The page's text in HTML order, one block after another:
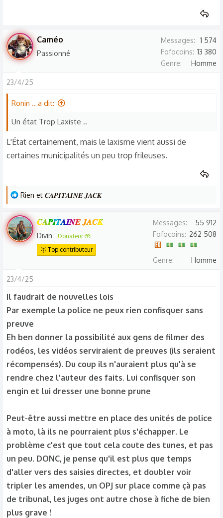
n
s
:
Caméo
Passionné
Messages
1 574
Fofocoins 13 380
Genre
Homme
23/4/25
Ronin .. a dit:
Un état Trop Laxiste ..
L'État certainement, mais le laxisme vient aussi de
certaines municipalités un peu trop frileuses.
L
s
r
é
t
o
n
s
Rien et 𝑪𝑨𝑷𝑰𝑻𝑨𝑰𝑵𝑬 𝑱𝑨𝑪𝑲
𝑪𝑨𝑷𝑰𝑻𝑨𝑰𝑵𝑬 𝑱𝑨𝑪𝑲
Divin
Donateur 🤲
🥇 Top contributeur
Messages
55 912
Fofocoins
262 508
Genre Homme
23/4/25
Il faudrait de nouvelles lois
Par exemple la police ne peux rien confisquer sans
preuve
Eh ben donner la possibilité aux gens de filmer des
rodéos, les vidéos serviraient de preuves (ils seraient
récompensés). Du coup ils n'auraient plus qu'à se
rendre chez l'auteur des faits. Lui confisquer son
engin et lui dresser une bonne prune
Peut-être aussi mettre en place des unités de police
à moto, là ils ne pourraient plus s'échapper. Le
problème c'est que tout cela coute des tunes, et pas
un peu. DONC, je pense qu'il est plus que temps
d'aller vers des saisies directes, et doubler voir
tripler les amendes, un OPJ sur place comme çà pas
de tribunal, les juges ont autre chose à fiche de bien
plus grave !